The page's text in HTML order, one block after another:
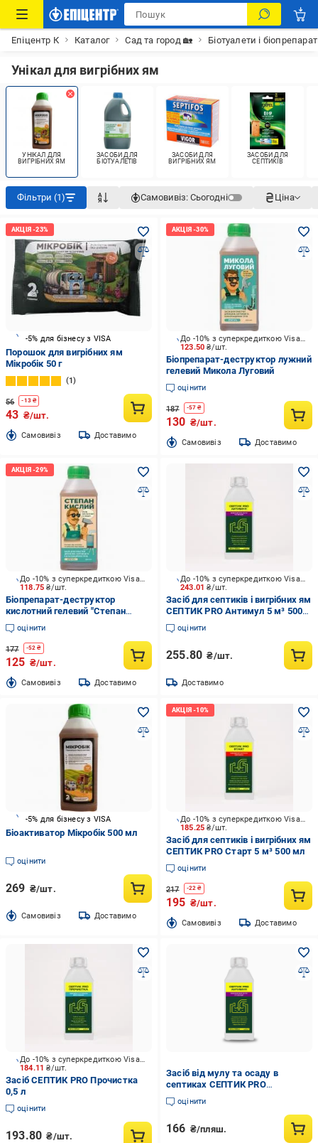
Епіцентр К Каталог Сад та город 🏡 Біотуалети і
Унікал для вигрібних ям
УНІКАЛ ДЛЯ
ВИГРІБНИХ ЯМ
ЗАСОБИ ДЛЯ
БІОТУАЛЕТІВ
ЗАСОБИ ДЛЯ
ВИГРІБНИХ ЯМ
ЗАСОБИ ДЛЯ
СЕПТИКІВ
Фільтри (1) Самовивіз: Сьогодні Ціна
-5% для бізнесу з VISA
Порошок для вигрібних ям
Мікробік 50 г
1
56 -13 ₴
43 ₴/шт.
Cамовивіз Доставимо
123.50₴/шт.
До -10% з суперкредиткою Visa Вигода
Біопрепарат-деструктор лужний
гелевий Микола Луговий
оцінити
187 -57 ₴
130 ₴/шт.
Cамовивіз Доставимо
118.75₴/шт.
До -10% з суперкредиткою Visa Вигода
Біопрепарат-деструктор
кислотний гелевий "Степан
Кислий"
оцінити
177 -52 ₴
125 ₴/шт.
Cамовивіз Доставимо
243.01₴/шт.
До -10% з суперкредиткою Visa Вигода
Засіб для септиків і вигрібних ям
СЕПТИК PRO Антимул 5 м³ 500
мл
оцінити
255.80 ₴/шт.
Доставимо
-5% для бізнесу з VISA
Біоактиватор Мікробік 500 мл
оцінити
269 ₴/шт.
Cамовивіз Доставимо
185.25₴/шт.
До -10% з суперкредиткою Visa Вигода
Засіб для септиків і вигрібних ям
СЕПТИК PRO Старт 5 м³ 500 мл
оцінити
217 -22 ₴
195 ₴/шт.
Cамовивіз Доставимо
184.11₴/шт.
До -10% з суперкредиткою Visa Вигода
Засіб СЕПТИК PRO Прочистка
0,5 л
оцінити
193.80 ₴/шт.
Засіб від мулу та осаду в
септиках СЕПТИК PRO
АНТИМУЛ 0,5 л (35262993)
оцінити
166 ₴/пляш.